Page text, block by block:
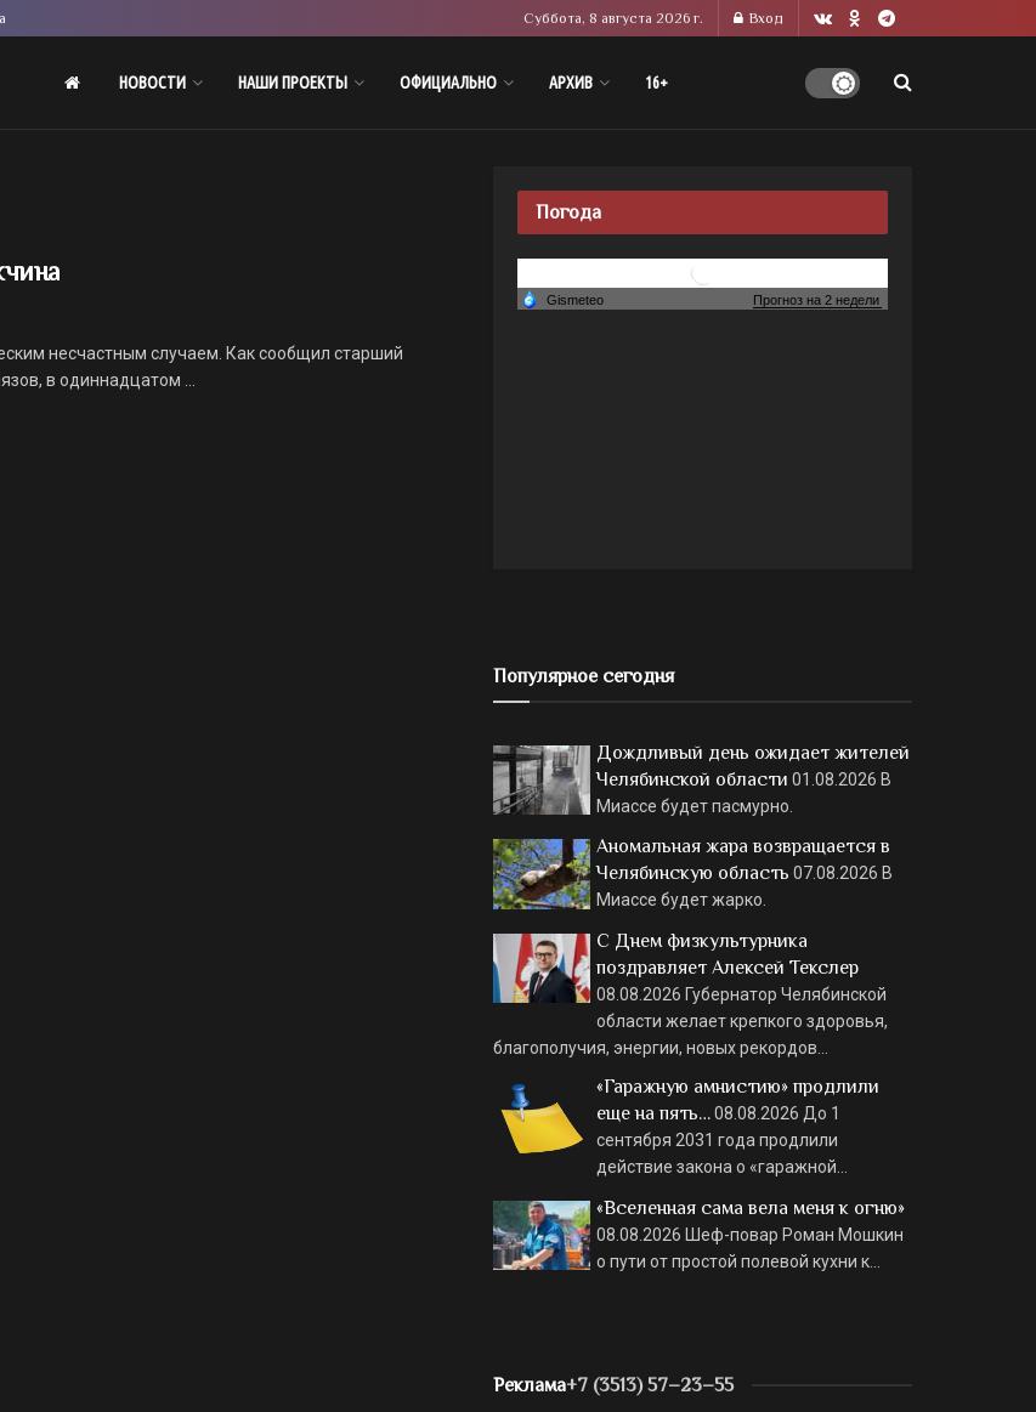
Суббота, 8 августа 2026 г. Вход
НОВОСТИ НАШИ ПРОЕКТЫ ОФИЦИАЛЬНО АРХИВ 16+
несчастным случаем. Как сообщил старший
в одиннадцатом ...
Погода
Популярное сегодня
Дождливый день ожидает жителей
Челябинской области 01.08.2026 В
Миассе будет пасмурно.
Аномальная жара возвращается в
Челябинскую область 07.08.2026 В
Миассе будет жарко.
С Днем физкультурника
поздравляет Алексей Текслер
08.08.2026 Губернатор Челябинской
области желает крепкого здоровья,
благополучия, энергии, новых рекордов…
«Гаражную амнистию» продлили
еще на пять…08.08.2026 До 1
сентября 2031 года продлили
действие закона о «гаражной…
«Вселенная сама вела меня к огню»
08.08.2026 Шеф-повар Роман Мошкин
о пути от простой полевой кухни к…
Реклама+7 (3513) 57–23–55